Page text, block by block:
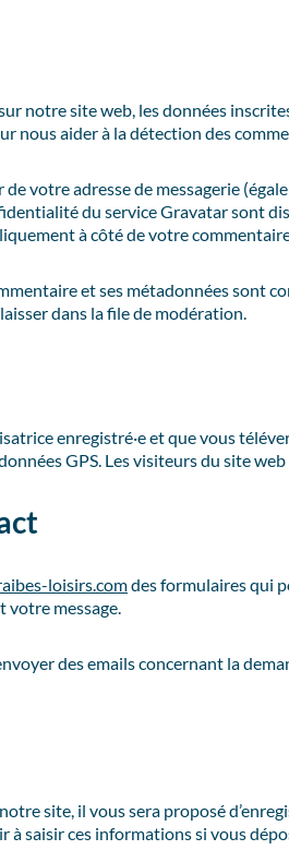
notre site web, les données
nous aider à la détection des
votre adresse de messagerie
du service Gravatar sont
à côté de votre
et ses métadonnées
dans la file de modération.
enregistré·e et que vous
GPS. Les visiteurs du site
loisirs.comdes formulaires qui
votre message.
des emails concernant la
site, il vous sera proposé
saisir ces informations si vous